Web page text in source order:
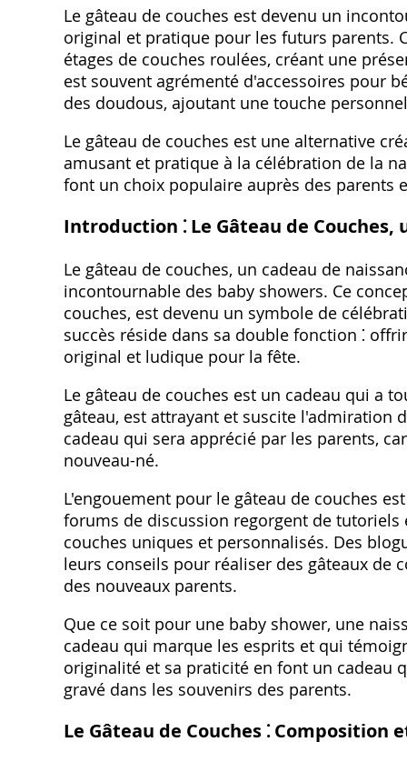
Le gâteau de couches est devenu un
original et pratique pour les futurs parents.
étages de couches roulées, créant une
est souvent agrémenté d'accessoires pour
des doudous, ajoutant une touche
Le gâteau de couches est une alternative
amusant et pratique à la célébration de la
font un choix populaire auprès des parents
Introduction ⁚ Le Gâteau de
Le gâteau de couches, un cadeau de
incontournable des baby showers. Ce
couches, est devenu un symbole de
succès réside dans sa double fonction ⁚
original et ludique pour la fête.
Le gâteau de couches est un cadeau qui a
gâteau, est attrayant et suscite l'admiration
cadeau qui sera apprécié par les parents,
nouveau-né.
L'engouement pour le gâteau de couches
forums de discussion regorgent de
couches uniques et personnalisés. Des
leurs conseils pour réaliser des gâteaux de
des nouveaux parents.
Que ce soit pour une baby shower, une
cadeau qui marque les esprits et qui
originalité et sa praticité en font un cadeau
gravé dans les souvenirs des parents.
Le Gâteau de Couches ⁚ Composition